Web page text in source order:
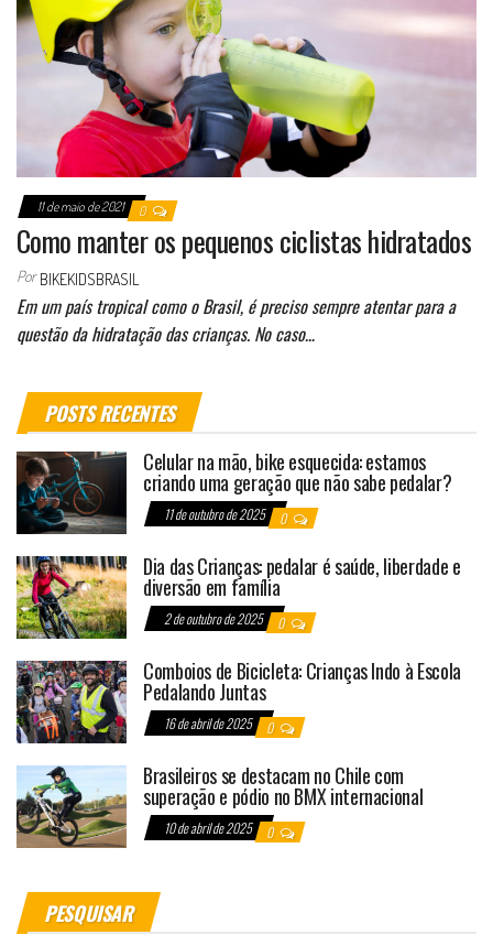
11 de maio de 2021 0
Como manter os pequenos ciclistas hidratados
Por BIKEKIDSBRASIL
Em um país tropical como o Brasil, é preciso sempre atentar para a
questão da hidratação das crianças. No caso…
POSTS RECENTES
Celular na mão, bike esquecida: estamos
criando uma geração que não sabe pedalar?
11 de outubro de 2025 0
Dia das Crianças: pedalar é saúde, liberdade e
diversão em família
2 de outubro de 2025 0
Comboios de Bicicleta: Crianças Indo à Escola
Pedalando Juntas
16 de abril de 2025 0
Brasileiros se destacam no Chile com
superação e pódio no BMX internacional
10 de abril de 2025 0
PESQUISAR